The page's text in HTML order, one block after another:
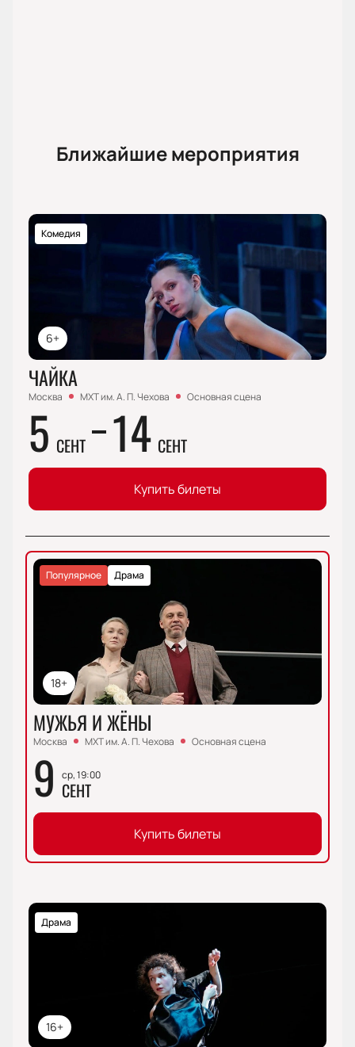
Ближайшие мероприятия
6+
Комедия
ЧАЙКА
Москва МХТ им. А. П. Чехова Основная сцена
5 СЕНТ 14 СЕНТ
Купить билеты
18+
Драма
Популярное
МУЖЬЯ И ЖЁНЫ
Москва МХТ им. А. П. Чехова Основная сцена
9 ср, 19:00
СЕНТ
Купить билеты
16+
Драма